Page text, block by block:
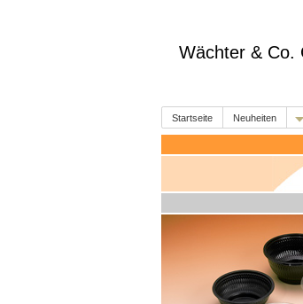
Wächter & Co.
Startseite Neuheiten